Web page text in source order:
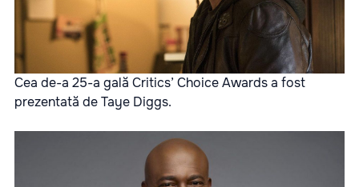
Cea de-a 25-a gală Critics’ Choice Awards a fost
prezentată de Taye Diggs.